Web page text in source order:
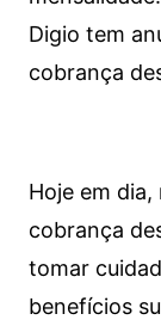
Digio tem
cobrança
Hoje em
cobrança
tomar
benefícios